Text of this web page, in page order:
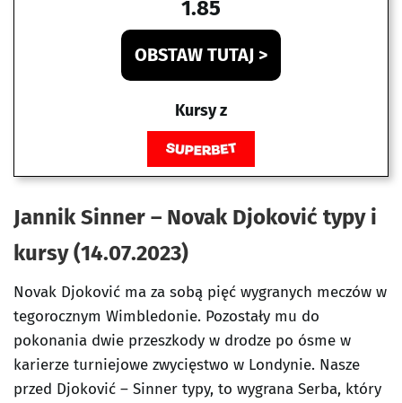
1.85
OBSTAW TUTAJ >
Kursy z
Jannik Sinner – Novak Djoković typy i
kursy (14.07.2023)
Novak Djoković ma za sobą pięć wygranych meczów w
tegorocznym Wimbledonie. Pozostały mu do
pokonania dwie przeszkody w drodze po ósme w
karierze turniejowe zwycięstwo w Londynie. Nasze
przed Djoković – Sinner typy, to wygrana Serba, który